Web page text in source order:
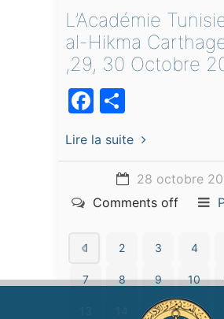
L’Académie
al-Hikma
,29, 30 Octobre
Facebook
Lire la suite
28 octobre
Comments off
1 2 3 4
7 8 9 10
15 16